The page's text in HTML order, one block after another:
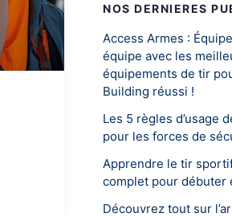
NOS DERNIERES
Access Armes :
équipe avec les
équipements de tir
Building réussi !
Les 5 règles d’usage
pour les forces de
Apprendre le tir
complet pour débuter
Découvrez tout sur